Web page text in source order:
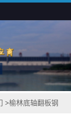
>榆林底轴翻板钢